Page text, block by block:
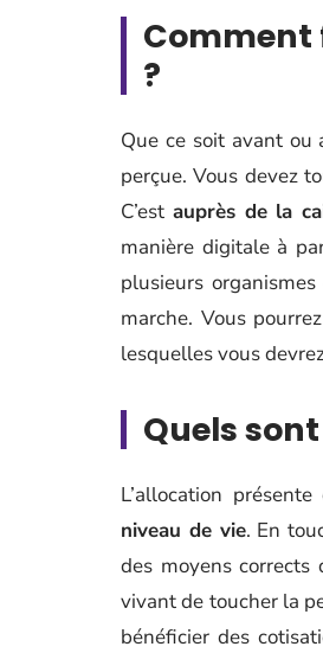
Comment
?
Que ce soit avant
perçue. Vous devez
C’est auprès de la
manière digitale à
plusieurs
marche. Vous
lesquelles vous
Quels
L’allocation
niveau de vie. En
des moyens
vivant de toucher la
bénéficier des